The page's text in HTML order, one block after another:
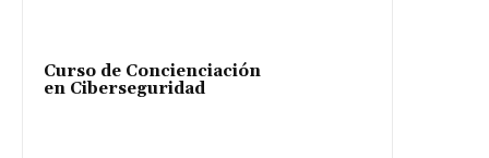
Curso de Concienciación
en Ciberseguridad